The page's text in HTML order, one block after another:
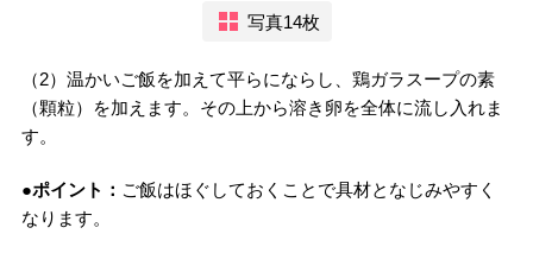
写真14枚
（2）温かいご飯を加えて平らにならし、鶏ガラスープの素
（顆粒）を加えます。その上から溶き卵を全体に流し入れま
す。
●ポイント： ご飯はほぐしておくことで具材となじみやすく
なります。